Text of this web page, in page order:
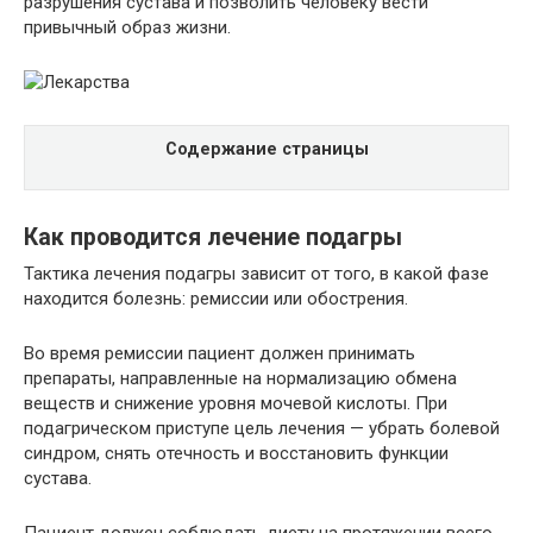
привычный образ жизни.
Содержание страницы
Как проводится лечение подагры
Тактика лечения подагры зависит от того, в какой фазе
находится болезнь: ремиссии или обострения.
Во время ремиссии пациент должен принимать
препараты, направленные на нормализацию обмена
веществ и снижение уровня мочевой кислоты. При
подагрическом приступе цель лечения — убрать болевой
синдром, снять отечность и восстановить функции
сустава.